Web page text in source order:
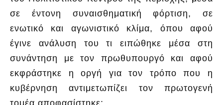
σε έντονη συναισθηματική φόρτιση, σε
ενωτικό και αγωνιστικό κλίμα, όπου αφού
έγινε ανάλυση του τι ειπώθηκε μέσα στη
συνάντηση με τον πρωθυπουργό και αφού
εκφράστηκε η οργή για τον τρόπο που η
κυβέρνηση αντιμετωπίζει τον πρωτογενή
τομέα αποφασίστηκε: